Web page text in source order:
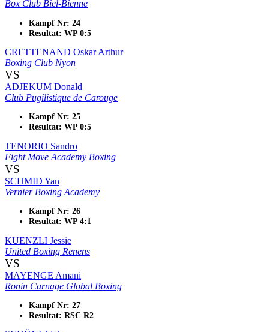
Box Club Biel-Bienne
Kampf Nr: 24
Resultat: WP 0:5
CRETTENAND Oskar Arthur
Boxing Club Nyon
VS
ADJEKUM Donald
Club Pugilistique de Carouge
Kampf Nr: 25
Resultat: WP 0:5
TENORIO Sandro
Fight Move Academy Boxing
VS
SCHMID Yan
Vernier Boxing Academy
Kampf Nr: 26
Resultat: WP 4:1
KUENZLI Jessie
United Boxing Renens
VS
MAYENGE Amani
Ronin Carnage Global Boxing
Kampf Nr: 27
Resultat: RSC R2